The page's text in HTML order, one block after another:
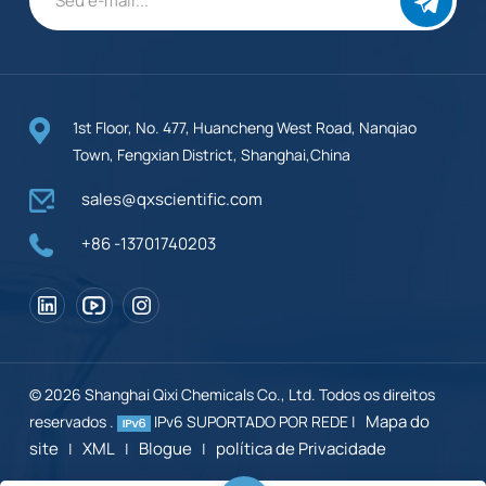
1st Floor, No. 477, Huancheng West Road, Nanqiao
Town, Fengxian District, Shanghai,China
sales@qxscientific.com
+86 -13701740203
© 2026 Shanghai Qixi Chemicals Co., Ltd. Todos os direitos
reservados .
IPv6 SUPORTADO POR REDE | Mapa do
site | XML | Blogue | política de Privacidade